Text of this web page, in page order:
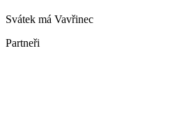
Svátek má Vavřinec
Partneři